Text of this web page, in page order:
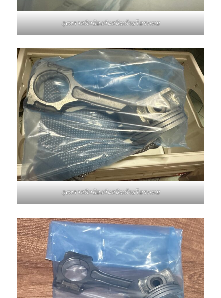
ถุงพลาสติกป้องกันสนิมด้วยไอระเหย
ถุงพลาสติกป้องกันสนิมด้วยไอระเหย